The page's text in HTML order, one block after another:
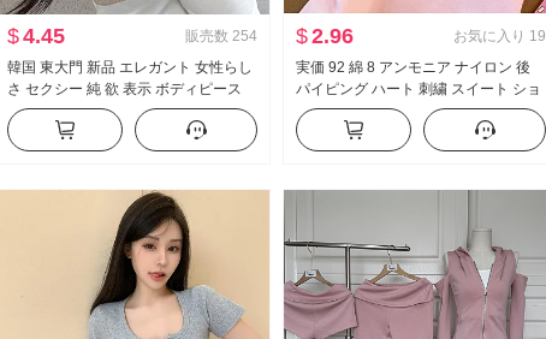
$4.45 販売数 254
韓国 東大門 新品 エレガント 女性らし
さ セクシー 純 欲 表示 ボディピース
側 系 バックル 半袖 ニット Tシャツ ト
ップス
$2.96 お気に入り 19
実価 92 綿 8 アンモニア ナイロン 後
パイピング ハート 刺繍 スイート ショ
ート丈 ポロ襟 Tシャツ スリムフィット
小柄 トレンド